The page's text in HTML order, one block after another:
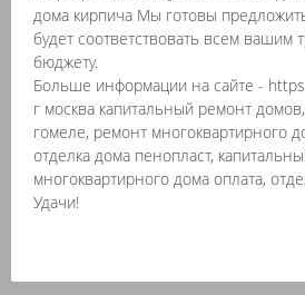
дома кирпича Мы готовы
будет соответствовать всем вашим
бюджету.
Больше информации на сайте -
г москва капитальный ремонт
гомеле, ремонт многоквартирного
отделка дома пенопласт,
многоквартирного дома оплата,
Удачи!